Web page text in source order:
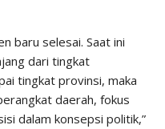
baru selesai. Saat ini
dari tingkat
tingkat provinsi, maka
daerah, fokus
dalam konsepsi politik,”